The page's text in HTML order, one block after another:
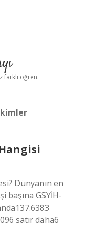
farklı öğren.
kimler
Dünyanın en
başına GSYİH-
satır daha6